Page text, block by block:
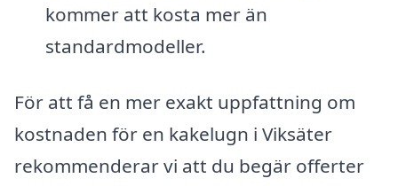
kommer att kosta mer än
standardmodeller.
För att få en mer exakt uppfattning om
kostnaden för en kakelugn i Viksäter
rekommenderar vi att du begär offerter